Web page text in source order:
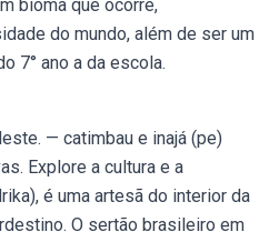
bioma que ocorre,
do mundo, além de ser um
7° ano a da escola.
— catimbau e inajá (pe)
Explore a cultura e a
é uma artesã do interior da
O sertão brasileiro em